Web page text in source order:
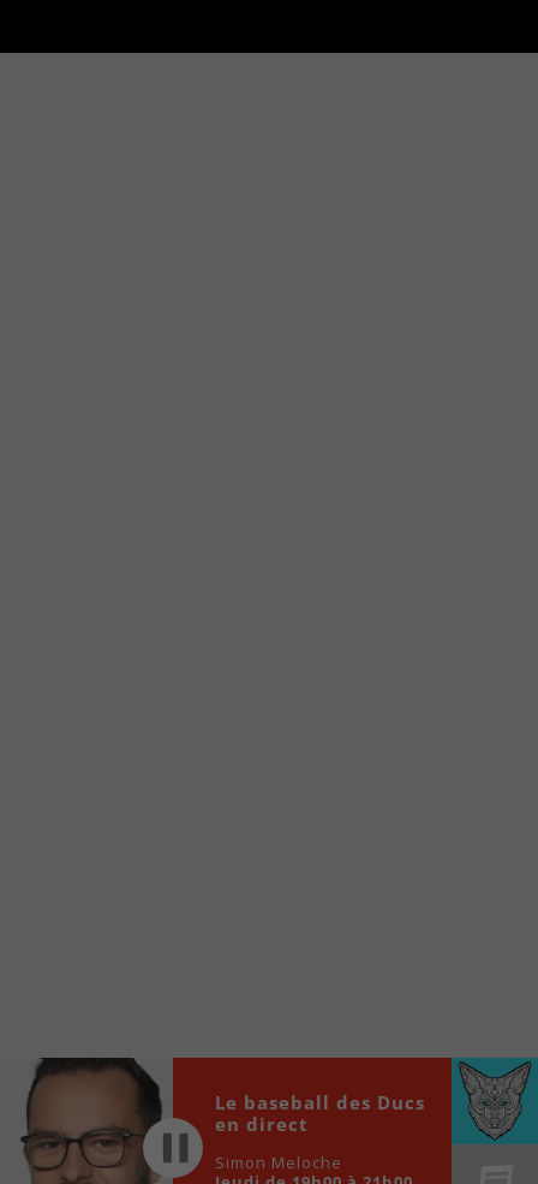
locale vous sont maintenant accessibles en un clic!
Player
00:00
Le baseball des Ducs
en direct
Simon Meloche